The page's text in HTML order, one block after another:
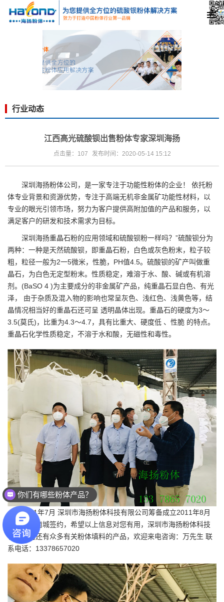
行业动态
江西高光硫酸钡出售粉体专家深圳海扬
点击量：107 发布时间：2020-05-14 15:12
深圳海扬粉体公司，是一家专注于功能性粉体的企业！ 依托粉
体专业背景和资源优势，专注于高端无机非金属矿功能性材料，以
专业的眼光引领市场，努力为客户提供高附加值的产品和服务，以
满足客户的研发和技术需求为目标。
深圳海扬重晶石粉的应用领域和硫酸钡粉一样吗？”硫酸钡分为
两种：一种是天然硫酸钡，即重晶石粉，白色或灰色粉末，粒子较
粗，粒径一般为2一5微米，性脆，PH值4.5。硫酸钡的矿产叫做重
晶石，为白色无定型粉末。性质稳定，难溶于水、酸、碱或有机溶
剂。(BaSO 4 )为主要成分的非金属矿产品，纯重晶石显白色、有光
泽， 由于杂质及混入物的影响也常呈灰色、浅红色、浅黄色等，结
晶情况相当好的重晶石还可呈 透明晶体出现。重晶石的硬度为3～
3.5(莫氏)，比重为4.3～4.7，具有比重大、硬度低 、性脆 的特点。
重晶石化学性质稳定，不溶于水和酸，无磁性和毒性。
2011年7月 深圳市海扬粉体科技有限公司筹备成立2011年8月
与深圳华南城签约，希望以上信息对您有用，深圳市海扬粉体科技
有限公司还有众多有关粉体填料的产品，欢迎来电咨询：万先生 联
系电话：13378657020
你们有哪些粉体产品？